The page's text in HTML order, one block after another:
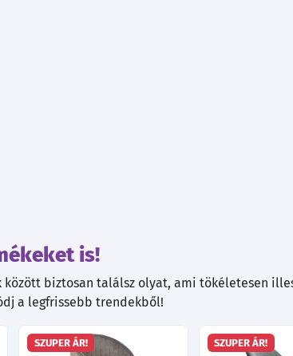
is!
biztosan találsz olyat, ami tökéletesen
a legfrissebb trendekből!
SZUPER ÁR! SZUPER ÁR!